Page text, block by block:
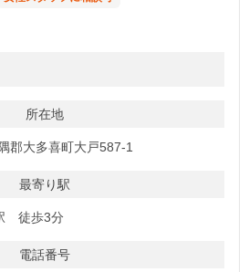
所在地
大多喜町大戸587-1
最寄り駅
徒歩3分
電話番号